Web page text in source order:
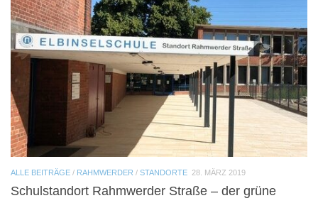
ALLE BEITRÄGE / RAHMWERDER / STANDORTE 28. MÄRZ 2019
Schulstandort Rahmwerder Straße – der grüne